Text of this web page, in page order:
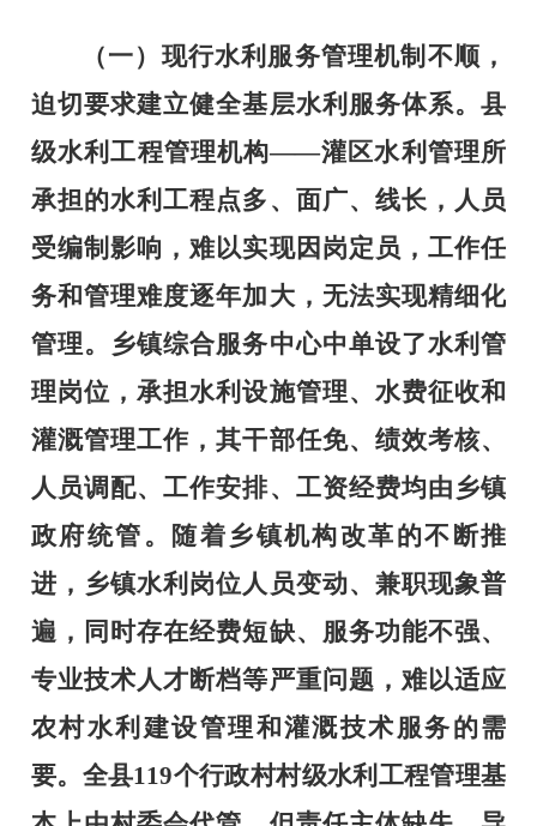
（一）现行水利服务管理机制不顺，
迫切要求建立健全基层水利服务体系。 县
级水利工程管理机构——灌区水利管理所
承担的水利工程点多、面广、线长，人员
受编制影响，难以实现因岗定员，工作任
务和管理难度逐年加大，无法实现精细化
管理。乡镇综合服务中心中单设了水利管
理岗位，承担水利设施管理、水费征收和
灌溉管理工作，其干部任免、绩效考核、
人员调配、工作安排、工资经费均由乡镇
政府统管。随着乡镇机构改革的不断推
进，乡镇水利岗位人员变动、兼职现象普
遍，同时存在经费短缺、服务功能不强、
专业技术人才断档等严重问题，难以适应
农村水利建设管理和灌溉技术服务的需
要。全县119个行政村村级水利工程管理基